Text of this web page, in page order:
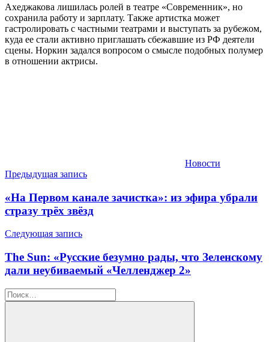
Ахеджакова лишилась ролей в театре «Современник», но
сохранила работу и зарплату. Также артистка может
гастролировать с частными театрами и выступать за рубежом,
куда ее стали активно приглашать сбежавшие из РФ деятели
сцены. Норкин задался вопросом о смысле подобных полумер
в отношении актрисы.
Новости
Навигация
по
записям
Предыдущая запись
«На Первом канале зачистка»: из эфира убрали
стразу трёх звёзд
Следующая запись
The Sun: «Русские безумно рады, что Зеленскому
дали неубиваемый «Челленджер 2»
Найти: